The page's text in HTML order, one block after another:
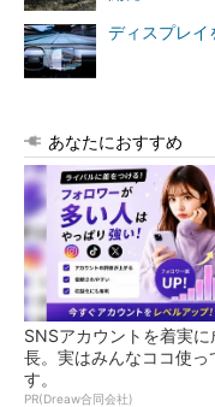
ディスプレイ
あなたにおすすめ
SNSアカウントを着実に
長。実はみんなココ使っ
す。
PR(Dreaw合同会社)